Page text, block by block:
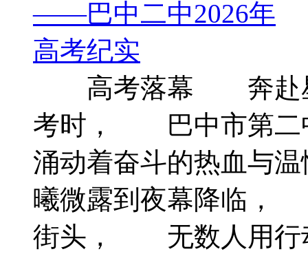
高考落幕 奔赴
考时， 巴中市第
涌动着奋斗的热血
曦微露到夜幕降临
街头， 无数人用行